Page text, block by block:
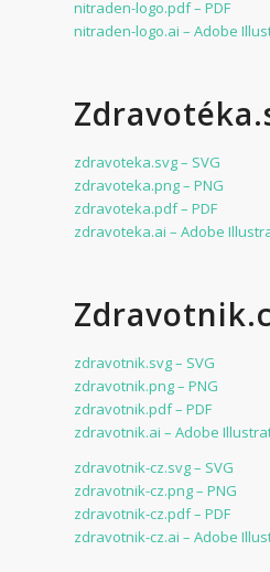
nitraden-logo.pdf – PDF
nitraden-logo.ai – Adobe
zdravoteka.svg – SVG
zdravoteka.png – PNG
zdravoteka.pdf – PDF
zdravoteka.ai – Adobe
zdravotnik.svg – SVG
zdravotnik.png – PNG
zdravotnik.pdf – PDF
zdravotnik.ai – Adobe
zdravotnik-cz.svg – SVG
zdravotnik-cz.png – PNG
zdravotnik-cz.pdf – PDF
zdravotnik-cz.ai – Adobe